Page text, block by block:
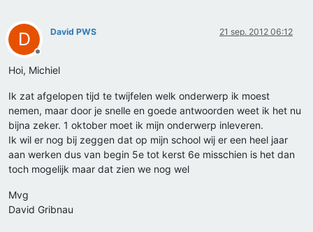
D
Offline
David PWS 21 sep. 2012 06:12
Hoi, Michiel
Ik zat afgelopen tijd te twijfelen welk onderwerp ik moest
nemen, maar door je snelle en goede antwoorden weet ik het nu
bijna zeker. 1 oktober moet ik mijn onderwerp inleveren.
Ik wil er nog bij zeggen dat op mijn school wij er een heel jaar
aan werken dus van begin 5e tot kerst 6e misschien is het dan
toch mogelijk maar dat zien we nog wel
Mvg
David Gribnau